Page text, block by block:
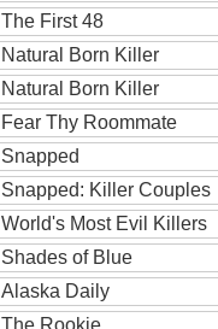
The First 48
Natural Born Killer
Natural Born Killer
Fear Thy Roommate
Snapped
Snapped: Killer Couples
World's Most Evil Killers
Shades of Blue
Alaska Daily